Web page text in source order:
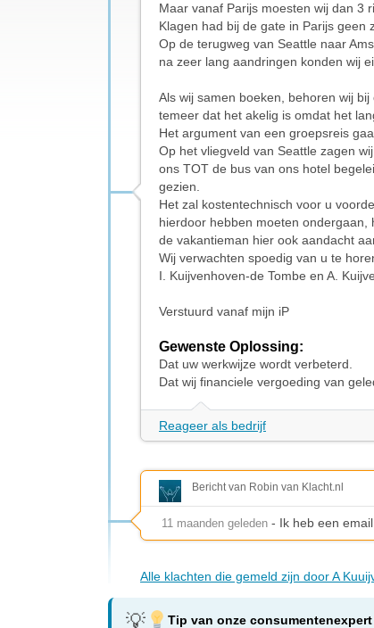
Maar vanaf Parijs moesten wij dan 3
Klagen had bij de gate in Parijs geen
Op de terugweg van Seattle naar
na zeer lang aandringen konden wij
Als wij samen boeken, behoren wij
temeer dat het akelig is omdat het
Het argument van een groepsreis
Op het vliegveld van Seattle zagen
ons TOT de bus van ons hotel
gezien.
Het zal kostentechnisch voor u
hierdoor hebben moeten ondergaan,
de vakantieman hier ook aandacht
Wij verwachten spoedig van u te
I. Kuijvenhoven-de Tombe en A.
Verstuurd vanaf mijn iP
Gewenste Oplossing:
Dat uw werkwijze wordt verbeterd.
Dat wij financiele vergoeding van
Reageer als bedrijf
Bericht van Robin van Klacht.nl
11 maanden geleden - Ik heb een
Alle klachten die gemeld zijn door A
Tip van onze consumentenexpert